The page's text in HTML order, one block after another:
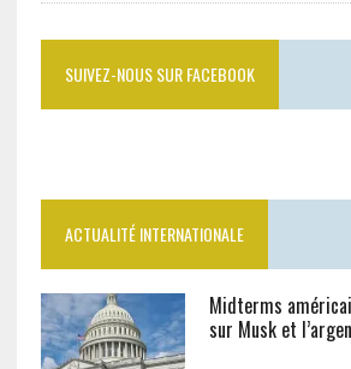
SUIVEZ-NOUS SUR FACEBOOK
ACTUALITÉ INTERNATIONALE
Midterms
sur Musk et